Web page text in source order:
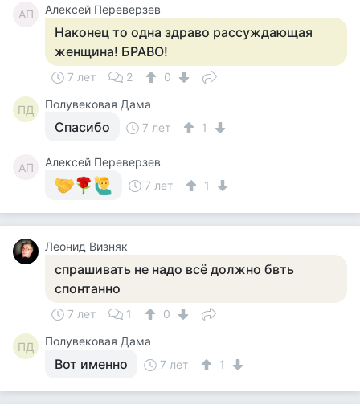
АП Алексей Переверзев
Наконец то одна здраво рассуждающая
женщина! БРАВО!
7 лет 2 0
ПД Полувековая Дама
Спасибо 7 лет 1
АП
Алексей Переверзев
7 лет
1
Леонид Визняк
спрашивать не надо всё должно бвть
спонтанно
7 лет 1 0
ПД Полувековая Дама
Вот именно 7 лет 1